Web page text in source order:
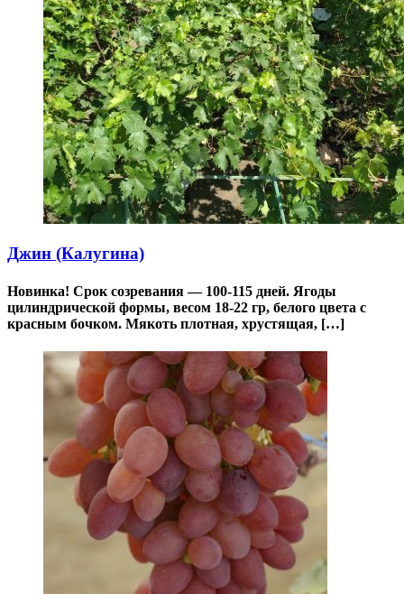
Джин (Калугина)
Новинка! Срок созревания — 100-115 дней. Ягоды
цилиндрической формы, весом 18-22 гр, белого цвета с
красным бочком. Мякоть плотная, хрустящая, […]